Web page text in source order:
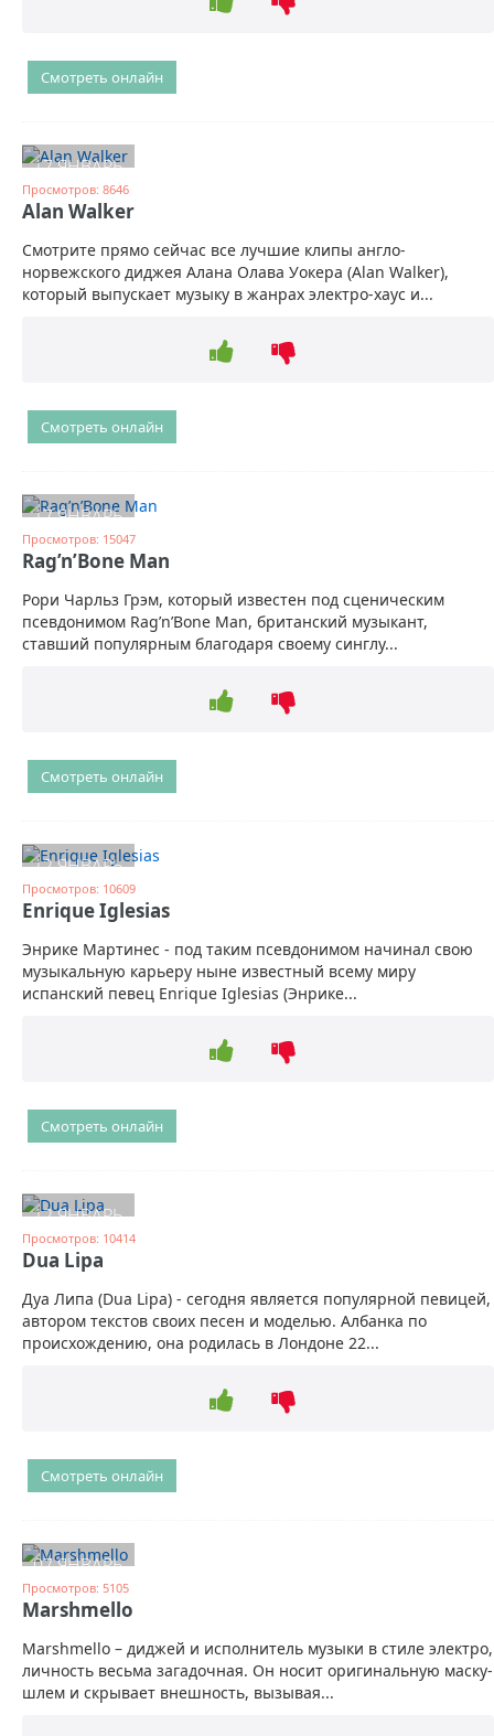
Смотреть онлайн
17 ЯНВАРЬ
Просмотров: 8646
Alan Walker
Смотрите прямо сейчас все лучшие клипы англо-
норвежского диджея Алана Олава Уокера (Alan Walker),
который выпускает музыку в жанрах электро-хаус и...
Смотреть онлайн
17 ЯНВАРЬ
Просмотров: 15047
Rag’n’Bone Man
Рори Чарльз Грэм, который известен под сценическим
псевдонимом Rag’n’Bone Man, британский музыкант,
ставший популярным благодаря своему синглу...
Смотреть онлайн
12 ЯНВАРЬ
Просмотров: 10609
Enrique Iglesias
Энрике Мартинес - под таким псевдонимом начинал свою
музыкальную карьеру ныне известный всему миру
испанский певец Enrique Iglesias (Энрике...
Смотреть онлайн
12 ЯНВАРЬ
Просмотров: 10414
Dua Lipa
Дуа Липа (Dua Lipa) - сегодня является популярной певицей,
автором текстов своих песен и моделью. Албанка по
происхождению, она родилась в Лондоне 22...
Смотреть онлайн
07 ЯНВАРЬ
Просмотров: 5105
Marshmello
Marshmello – диджей и исполнитель музыки в стиле электро,
личность весьма загадочная. Он носит оригинальную маску-
шлем и скрывает внешность, вызывая...